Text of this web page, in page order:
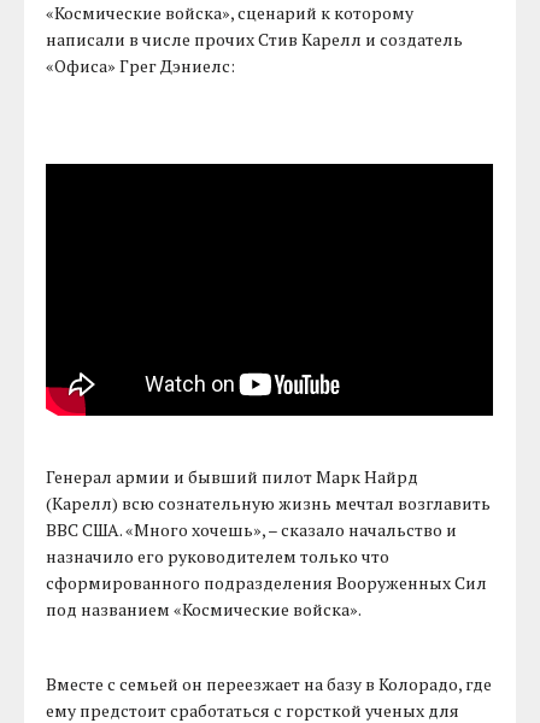
«Космические войска», сценарий к которому
написали в числе прочих Стив Карелл и создатель
«Офиса» Грег Дэниелс:
Генерал армии и бывший пилот Марк Найрд
(Карелл) всю сознательную жизнь мечтал возглавить
ВВС США. «Много хочешь», – сказало начальство и
назначило его руководителем только что
сформированного подразделения Вооруженных Сил
под названием «Космические войска».
Вместе с семьей он переезжает на базу в Колорадо, где
ему предстоит сработаться с горсткой ученых для